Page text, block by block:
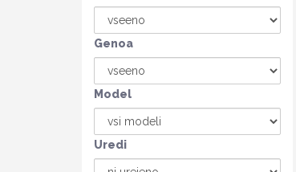
Genoa
Model
Uredi